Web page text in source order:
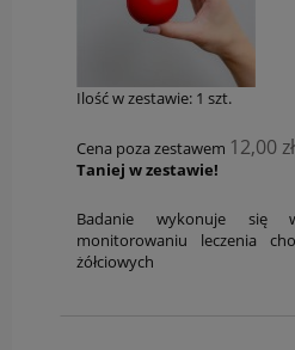
Ilość w zestawie: 1 szt.
Cena poza zestawem 12,00 zł
Taniej w zestawie!
Badanie wykonuje się
monitorowaniu leczenia
żółciowych